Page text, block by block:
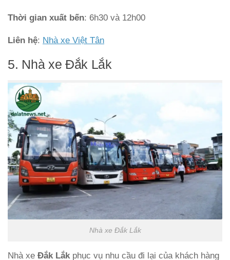
Thời gian xuất bến: 6h30 và 12h00
Liên hệ: Nhà xe Việt Tân
5. Nhà xe Đắk Lắk
Nhà xe Đắk Lắk
Nhà xe Đắk Lắk phục vụ nhu cầu đi lại của khách hàng